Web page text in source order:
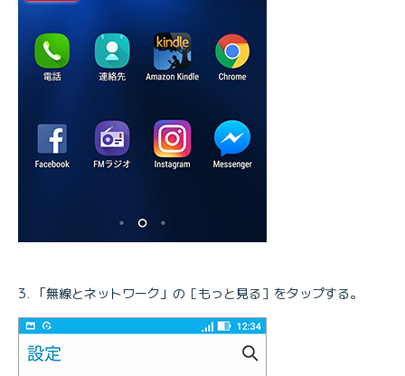
「無線とネットワーク」の［もっと見る］をタップする。